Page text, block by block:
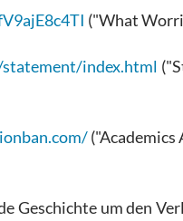
("What
index.html
Geschichte um den